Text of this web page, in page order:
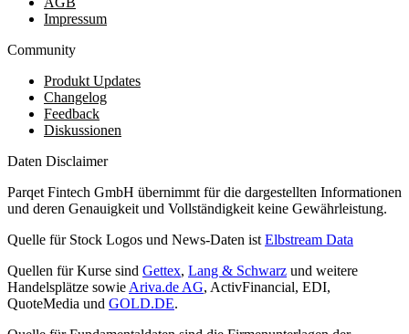
Impressum
Community
Produkt Updates
Changelog
Feedback
Diskussionen
Daten Disclaimer
Parqet Fintech GmbH übernimmt für die dargestellten Informationen
und deren Genauigkeit und Vollständigkeit keine Gewährleistung.
Quelle für Stock Logos und News-Daten ist Elbstream Data
Quellen für Kurse sind Gettex, Lang & Schwarz und weitere
Handelsplätze sowie Ariva.de AG, ActivFinancial, EDI,
QuoteMedia und GOLD.DE.